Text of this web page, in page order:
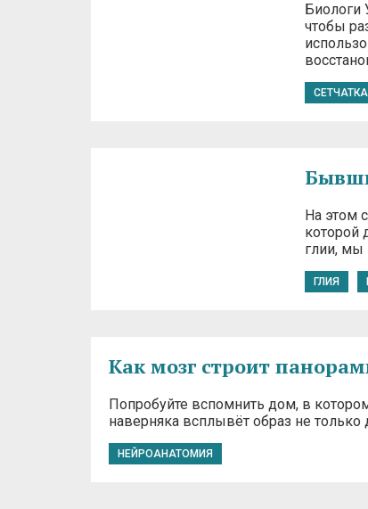
Биологи
чтобы
СЕТЧАТКА
На этом
которой
глии, мы
ГЛИЯ
Как мозг строит
Попробуйте вспомнить дом, в
наверняка всплывёт образ не только
НЕЙРОАНАТОМИЯ